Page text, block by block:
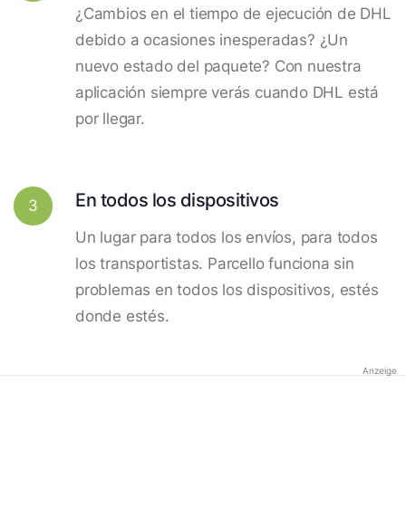
¿Cambios en el tiempo de ejecución de DHL
debido a ocasiones inesperadas? ¿Un
nuevo estado del paquete? Con nuestra
aplicación siempre verás cuando DHL está
por llegar.
3 En todos los dispositivos
Un lugar para todos los envíos, para todos
los transportistas. Parcello funciona sin
problemas en todos los dispositivos, estés
donde estés.
Anzeige